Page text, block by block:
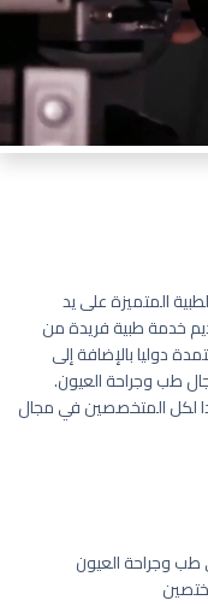
المتميزة على يد
خدمة طبية فريدة من
دوليا بالإضافة إلى
طب وجراحة العيون.
لكل المتخصصين في مجال
طب وجراحة العيون